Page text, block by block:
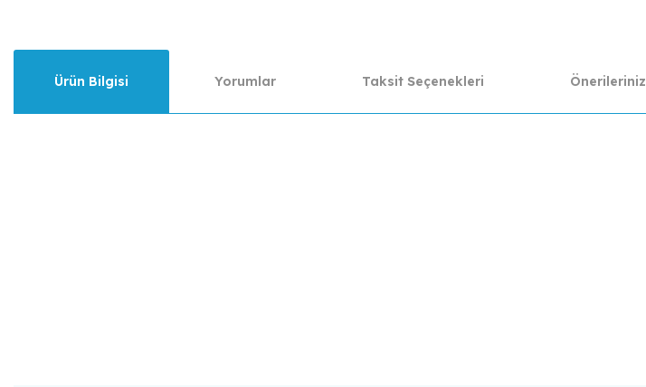
Ürün Bilgisi Yorumlar Taksit Seçenekleri Önerileriniz